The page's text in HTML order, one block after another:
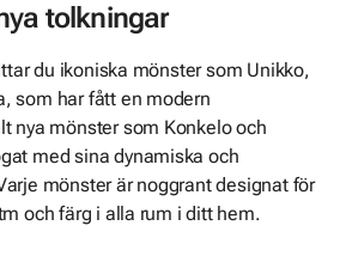
tolkningar
du ikoniska mönster som Unikko,
som har fått en modern
nya mönster som Konkelo och
med sina dynamiska och
mönster är noggrant designat för
och färg i alla rum i ditt hem.